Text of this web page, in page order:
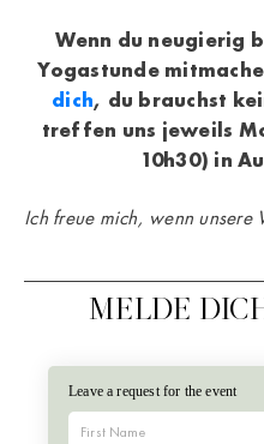
Wenn du neugierig
Yogastunde
dich, du brauchst
treffen uns jeweils
10h30) in
Ich freue mich, wenn
MELDE
Leave a request for the event